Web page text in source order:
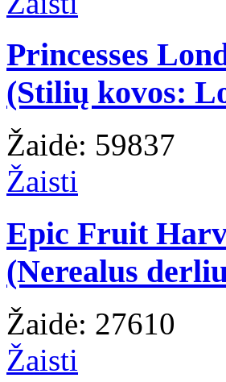
Princesses
(Stilių kovos:
Žaidė: 59837
Žaisti
Epic Fruit
(Nerealus
Žaidė: 27610
Žaisti